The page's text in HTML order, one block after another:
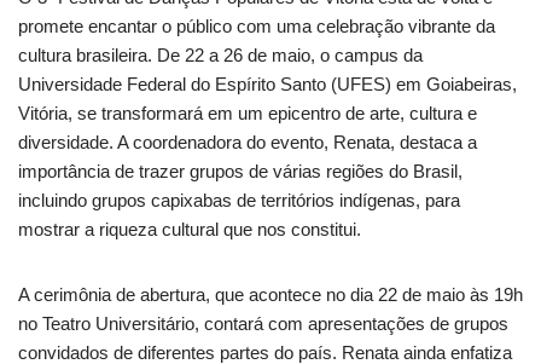
promete encantar o público com uma celebração vibrante da
cultura brasileira. De 22 a 26 de maio, o campus da
Universidade Federal do Espírito Santo (UFES) em Goiabeiras,
Vitória, se transformará em um epicentro de arte, cultura e
diversidade. A coordenadora do evento, Renata, destaca a
importância de trazer grupos de várias regiões do Brasil,
incluindo grupos capixabas de territórios indígenas, para
mostrar a riqueza cultural que nos constitui.
A cerimônia de abertura, que acontece no dia 22 de maio às 19h
no Teatro Universitário, contará com apresentações de grupos
convidados de diferentes partes do país. Renata ainda enfatiza